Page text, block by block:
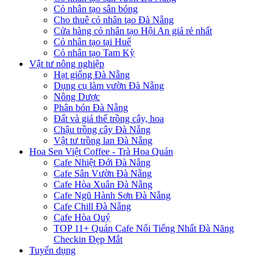
Cỏ nhân tạo sân bóng
Cho thuê cỏ nhân tạo Đà Nẵng
Cửa hàng cỏ nhân tạo Hội An giá rẻ nhất
Cỏ nhân tạo tại Huế
Cỏ nhân tạo Tam Kỳ
Vật tư nông nghiệp
Hạt giống Đà Nẵng
Dụng cụ làm vườn Đà Nẵng
Nông Dược
Phân bón Đà Nẵng
Đất và giá thể trồng cây, hoa
Chậu trồng cây Đà Nẵng
Vật tư trồng lan Đà Nẵng
Hoa Sen Việt Coffee - Trà Hoa Quán
Cafe Nhiệt Đới Đà Nẵng
Cafe Sân Vườn Đà Nẵng
Cafe Hòa Xuân Đà Nẵng
Cafe Ngũ Hành Sơn Đà Nẵng
Cafe Chill Đà Nẵng
Cafe Hòa Quý
TOP 11+ Quán Cafe Nổi Tiếng Nhất Đà Năng
Checkin Đẹp Mắt
Tuyển dụng